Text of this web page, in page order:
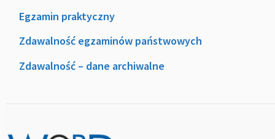
Egzamin praktyczny
Zdawalność egzaminów państwowych
Zdawalność – dane archiwalne